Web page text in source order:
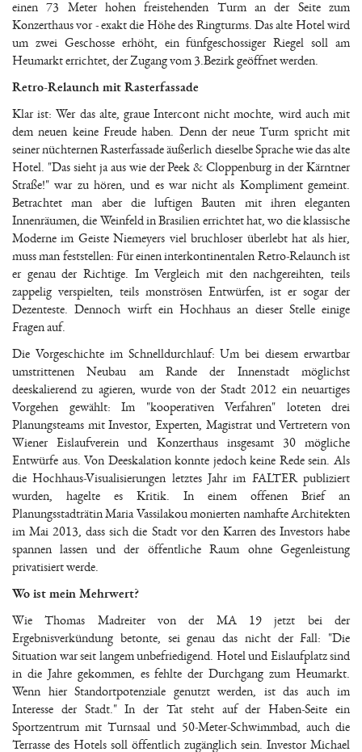
einen 73 Meter hohen freistehenden Turm an der Seite zum
Konzerthaus vor - exakt die Höhe des Ringturms. Das alte Hotel wird
um zwei Geschosse erhöht, ein fünfgeschossiger Riegel soll am
Heumarkt errichtet, der Zugang vom 3.Bezirk geöffnet werden.
Retro-Relaunch mit Rasterfassade
Klar ist: Wer das alte, graue Intercont nicht mochte, wird auch mit
dem neuen keine Freude haben. Denn der neue Turm spricht mit
seiner nüchternen Rasterfassade äußerlich dieselbe Sprache wie das alte
Hotel. "Das sieht ja aus wie der Peek & Cloppenburg in der Kärntner
Straße!" war zu hören, und es war nicht als Kompliment gemeint.
Betrachtet man aber die luftigen Bauten mit ihren eleganten
Innenräumen, die Weinfeld in Brasilien errichtet hat, wo die klassische
Moderne im Geiste Niemeyers viel bruchloser überlebt hat als hier,
muss man feststellen: Für einen interkontinentalen Retro-Relaunch ist
er genau der Richtige. Im Vergleich mit den nachgereihten, teils
zappelig verspielten, teils monströsen Entwürfen, ist er sogar der
Dezenteste. Dennoch wirft ein Hochhaus an dieser Stelle einige
Fragen auf.
Die Vorgeschichte im Schnelldurchlauf: Um bei diesem erwartbar
umstrittenen Neubau am Rande der Innenstadt möglichst
deeskalierend zu agieren, wurde von der Stadt 2012 ein neuartiges
Vorgehen gewählt: Im "kooperativen Verfahren" loteten drei
Planungsteams mit Investor, Experten, Magistrat und Vertretern von
Wiener Eislaufverein und Konzerthaus insgesamt 30 mögliche
Entwürfe aus. Von Deeskalation konnte jedoch keine Rede sein. Als
die Hochhaus-Visualisierungen letztes Jahr im FALTER publiziert
wurden, hagelte es Kritik. In einem offenen Brief an
Planungsstadträtin Maria Vassilakou monierten namhafte Architekten
im Mai 2013, dass sich die Stadt vor den Karren des Investors habe
spannen lassen und der öffentliche Raum ohne Gegenleistung
privatisiert werde.
Wo ist mein Mehrwert?
Wie Thomas Madreiter von der MA 19 jetzt bei der
Ergebnisverkündung betonte, sei genau das nicht der Fall: "Die
Situation war seit langem unbefriedigend. Hotel und Eislaufplatz sind
in die Jahre gekommen, es fehlte der Durchgang zum Heumarkt.
Wenn hier Standortpotenziale genutzt werden, ist das auch im
Interesse der Stadt." In der Tat steht auf der Haben-Seite ein
Sportzentrum mit Turnsaal und 50-Meter-Schwimmbad, auch die
Terrasse des Hotels soll öffentlich zugänglich sein. Investor Michael